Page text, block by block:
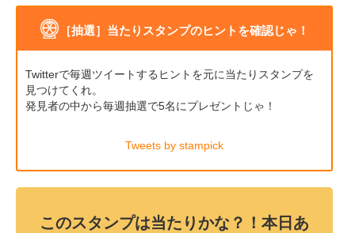
［抽選］当たりスタンプのヒントを確認じゃ！
Twitterで毎週ツイートするヒントを元に当たりスタンプを
見つけてくれ。
発見者の中から毎週抽選で5名にプレゼントじゃ！
Tweets by stampick
このスタンプは当たりかな？！本日あ